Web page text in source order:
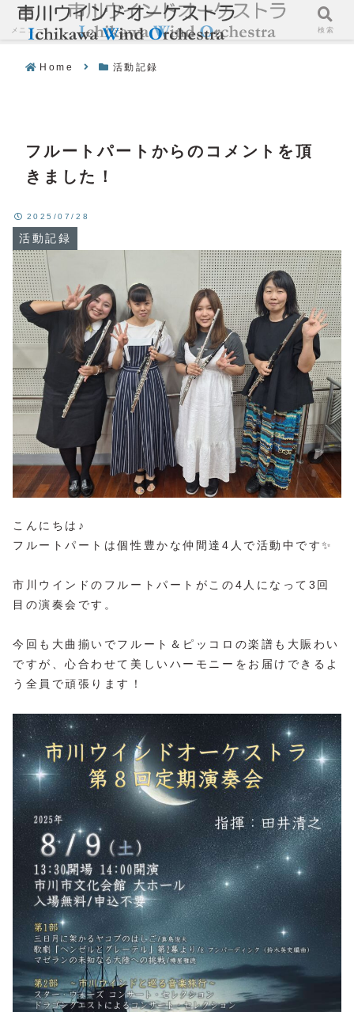
Home 活動記録
フルートパートからのコメントを頂
きました！
活動記録
2025/07/28
こんにちは♪
フルートパートは個性豊かな仲間達4人で活動中です✨
市川ウインドのフルートパートがこの4人になって3回
目の演奏会です。
今回も大曲揃いでフルート＆ピッコロの楽譜も大賑わい
ですが、心合わせて美しいハーモニーをお届けできるよ
う全員で頑張ります！
メニュー 検索